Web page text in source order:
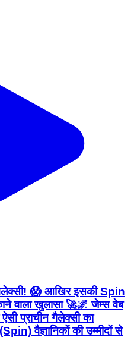
😱 आखिर इसकी Spin
वाला खुलासा 🚀🌌 जेम्स वेब
प्राचीन गैलेक्सी का
वैज्ञानिकों की उम्मीदों से